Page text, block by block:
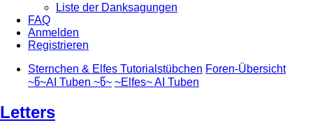
Liste der Danksagungen
FAQ
Anmelden
Registrieren
Sternchen & Elfes Tutorialstübchen Foren-Übersicht
~წ~AI Tuben ~წ~ ~Elfes~ AI Tuben
Letters